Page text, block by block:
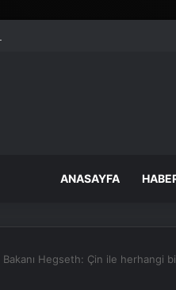
Miras Davasında Gözler Temmuz
ANASAYFA
Hegseth: Çin ile herhangi bir